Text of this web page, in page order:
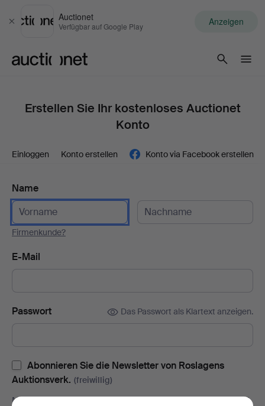
Schließen
Auctionet
Verfügbar auf Google Play Anzeigen
Erstellen Sie Ihr kostenloses Auctionet
Konto
Einloggen Konto erstellen Konto via Facebook erstellen
Name
Firmenkunde?
E-Mail
Passwort Das Passwort als Klartext anzeigen.
Abonnieren Sie die Newsletter von Roslagens
Auktionsverk. (freiwillig)
Mit u.a. Auktionskatalogen, Enladungen zu Veranstaltungen und